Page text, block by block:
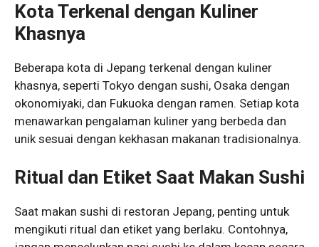
Kota Terkenal dengan Kuliner
Khasnya
Beberapa kota di Jepang terkenal dengan kuliner
khasnya, seperti Tokyo dengan sushi, Osaka dengan
okonomiyaki, dan Fukuoka dengan ramen. Setiap kota
menawarkan pengalaman kuliner yang berbeda dan
unik sesuai dengan kekhasan makanan tradisionalnya.
Ritual dan Etiket Saat Makan Sushi
Saat makan sushi di restoran Jepang, penting untuk
mengikuti ritual dan etiket yang berlaku. Contohnya,